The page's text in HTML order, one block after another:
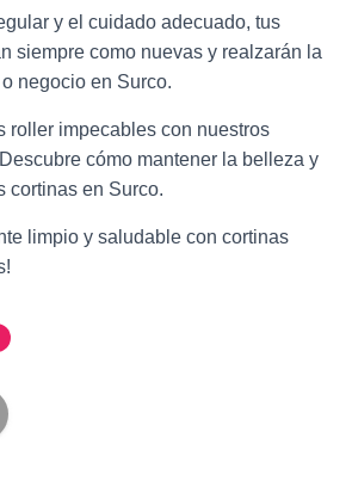
y el cuidado adecuado, tus
siempre como nuevas y realzarán la
negocio en Surco.
roller impecables con nuestros
cómo mantener la belleza y
cortinas en Surco.
limpio y saludable con cortinas